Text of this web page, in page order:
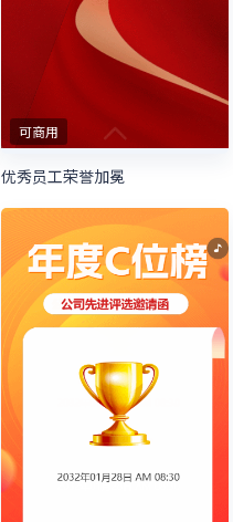
可商用
优秀员工荣誉加冕